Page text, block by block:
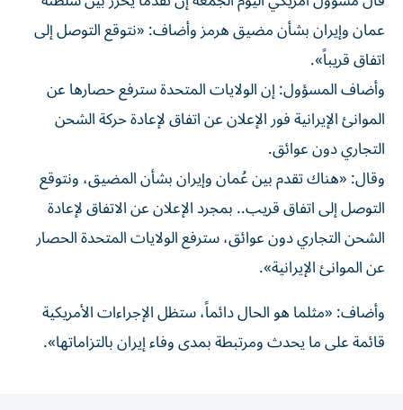
‌عمان و‌إيران بشأن مضيق هرمز وأضاف: «نتوقع ‌التوصل إلى
اتفاق قريباً».
وأضاف ⁠المسؤول: إن الولايات المتحدة سترفع حصارها عن
الموانئ الإيرانية فور الإعلان عن اتفاق لإعادة حركة ​الشحن
التجاري دون عوائق.
وقال: «هناك ‌تقدم بين عُمان وإيران بشأن المضيق، ⁠ونتوقع
التوصل إلى اتفاق قريب.. بمجرد الإعلان عن الاتفاق ​لإعادة
‌الشحن التجاري دون ‌عوائق، سترفع الولايات المتحدة الحصار
عن الموانئ الإيرانية».
وأضاف: «مثلما ‌هو ‌الحال دائماً، ⁠ستظل الإجراءات ‌الأمريكية
قائمة على ما يحدث ومرتبطة بمدى وفاء ⁠إيران ​بالتزاماتها».